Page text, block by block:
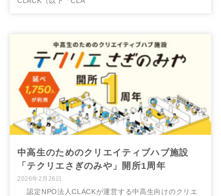
中高生のためのクリエイティブハブ施設
「テクリエさぎのみや」開所1周年
2026年2月26日
認定NPO法人CLACKが運営する中高生向けのクリエ